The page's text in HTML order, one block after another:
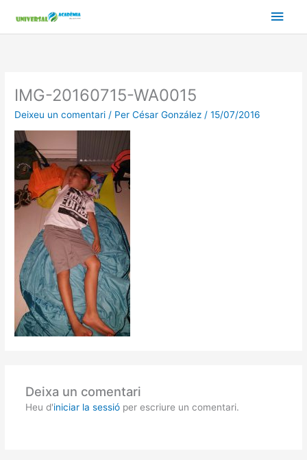
contingut
IMG-20160715-WA0015
Deixeu un comentari / Per César González /15/07/2016
Deixa un comentari
Heu d'iniciar la sessióper escriure un comentari.